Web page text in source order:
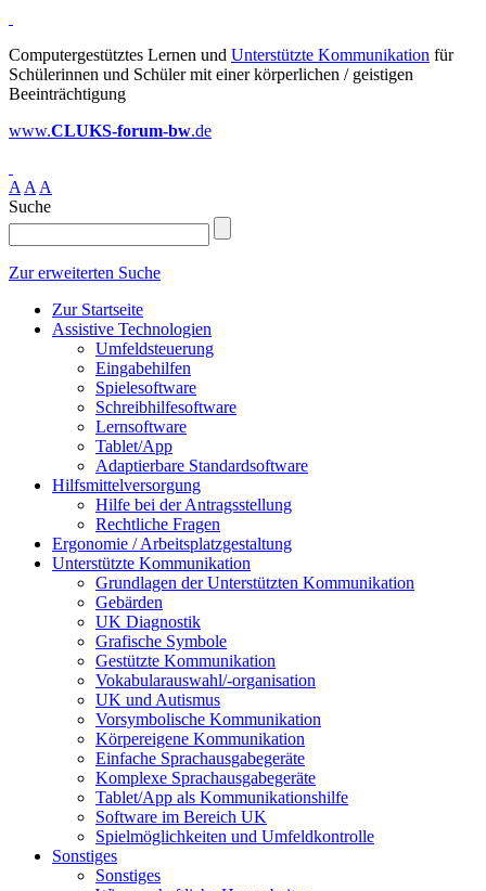
Computergestütztes Lernen und Unterstützte Kommunikation für
Schülerinnen und Schüler mit einer körperlichen / geistigen
Beeinträchtigung
www.CLUKS-forum-bw.de
A A A
Suche
Zur erweiterten Suche
Zur Startseite
Assistive Technologien
Umfeldsteuerung
Eingabehilfen
Spielesoftware
Schreibhilfesoftware
Lernsoftware
Tablet/App
Adaptierbare Standardsoftware
Hilfsmittelversorgung
Hilfe bei der Antragsstellung
Rechtliche Fragen
Ergonomie / Arbeitsplatzgestaltung
Unterstützte Kommunikation
Grundlagen der Unterstützten Kommunikation
Gebärden
UK Diagnostik
Grafische Symbole
Gestützte Kommunikation
Vokabularauswahl/-organisation
UK und Autismus
Vorsymbolische Kommunikation
Körpereigene Kommunikation
Einfache Sprachausgabegeräte
Komplexe Sprachausgabegeräte
Tablet/App als Kommunikationshilfe
Software im Bereich UK
Spielmöglichkeiten und Umfeldkontrolle
Sonstiges
Sonstiges